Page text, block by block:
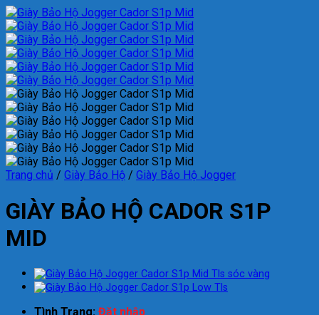
Trang chủ / Giày Bảo Hộ / Giày Bảo Hộ Jogger
GIÀY BẢO HỘ CADOR S1P
MID
Tình Trạng: Đặt nhập